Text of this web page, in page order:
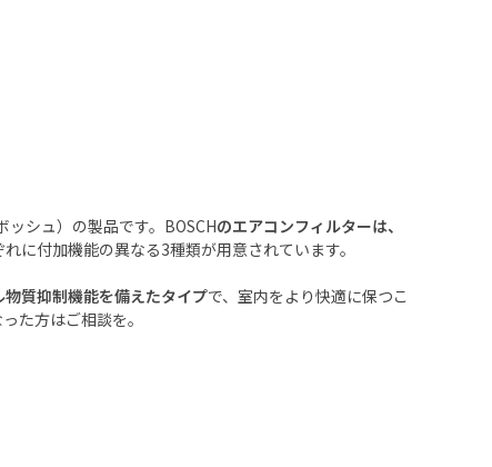
ボッシュ）の製品です。 BOSCHのエアコンフィルターは、
れに付加機能の異なる3種類が用意されています。
質抑制機能を備えたタイプで、室内をより快適に保つこ
た方はご相談を。